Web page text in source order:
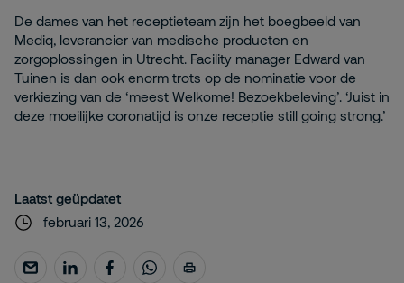
De dames van het receptieteam zijn het boegbeeld van
Mediq, leverancier van medische producten en
zorgoplossingen in Utrecht. Facility manager Edward van
Tuinen is dan ook enorm trots op de nominatie voor de
verkiezing van de ‘meest Welkome! Bezoekbeleving’. ‘Juist in
deze moeilijke coronatijd is onze receptie still going strong.’
Laatst geüpdatet
februari 13, 2026